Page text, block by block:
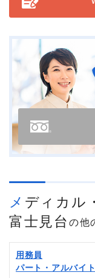
メディカル・リハビリホームまどか
富士見台 の他
用務員
パート・アルバイ